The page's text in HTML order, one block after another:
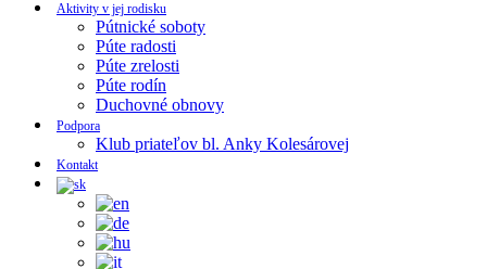
Aktivity v jej rodisku
Pútnické soboty
Púte radosti
Púte zrelosti
Púte rodín
Duchovné obnovy
Podpora
Klub priateľov bl. Anky Kolesárovej
Kontakt